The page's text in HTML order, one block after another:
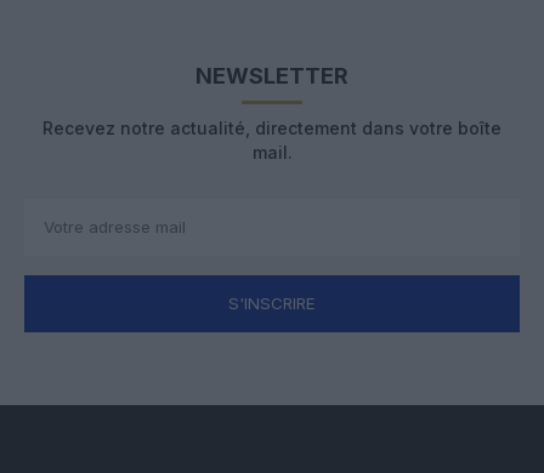
NEWSLETTER
Recevez notre actualité, directement dans votre boîte
mail.
S'INSCRIRE